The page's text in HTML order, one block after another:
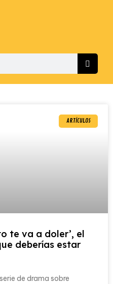
ARTÍCULOS
te va a doler’, el
deberías estar
de drama sobre